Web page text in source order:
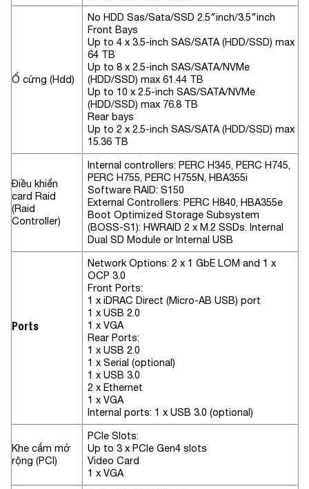
Ổ cứng (Hdd)
No HDD Sas/Sata/SSD 2.5″inch/3.5″inch
Front Bays
Up to 4 x 3.5-inch SAS/SATA (HDD/SSD) max
64 TB
Up to 8 x 2.5-inch SAS/SATA/NVMe
(HDD/SSD) max 61.44 TB
Up to 10 x 2.5-inch SAS/SATA/NVMe
(HDD/SSD) max 76.8 TB
Rear bays
Up to 2 x 2.5-inch SAS/SATA (HDD/SSD) max
15.36 TB
Điều khiển
card Raid
(Raid
Controller)
Internal controllers: PERC H345, PERC H745,
PERC H755, PERC H755N, HBA355i
Software RAID: S150
External Controllers: PERC H840, HBA355e
Boot Optimized Storage Subsystem
(BOSS-S1): HWRAID 2 x M.2 SSDs. Internal
Dual SD Module or Internal USB
Ports
Network Options:2 x 1 GbE LOM and 1 x
OCP 3.0
Front Ports:
1 x iDRAC Direct (Micro-AB USB) port
1 x USB 2.0
1 x VGA
Rear Ports:
1 x USB 2.0
1 x Serial (optional)
1 x USB 3.0
2 x Ethernet
1 x VGA
Internal ports: 1 x USB 3.0 (optional)
Khe cắm mở
rộng (PCI)
PCIe Slots:
Up to 3 x PCIe Gen4 slots
Video Card
1 x VGA